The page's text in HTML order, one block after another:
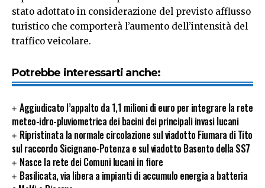
stato adottato in considerazione del previsto afflusso
turistico che comporterà l’aumento dell’intensità del
traffico veicolare.
Potrebbe interessarti anche:
Aggiudicato l’appalto da 1,1 milioni di euro per integrare la rete
meteo-idro-pluviometrica dei bacini dei principali invasi lucani
Ripristinata la normale circolazione sul viadotto Fiumara di Tito
sul raccordo Sicignano-Potenza e sul viadotto Basento della SS7
Nasce la rete dei Comuni lucani in fiore
Basilicata, via libera a impianti di accumulo energia a batteria